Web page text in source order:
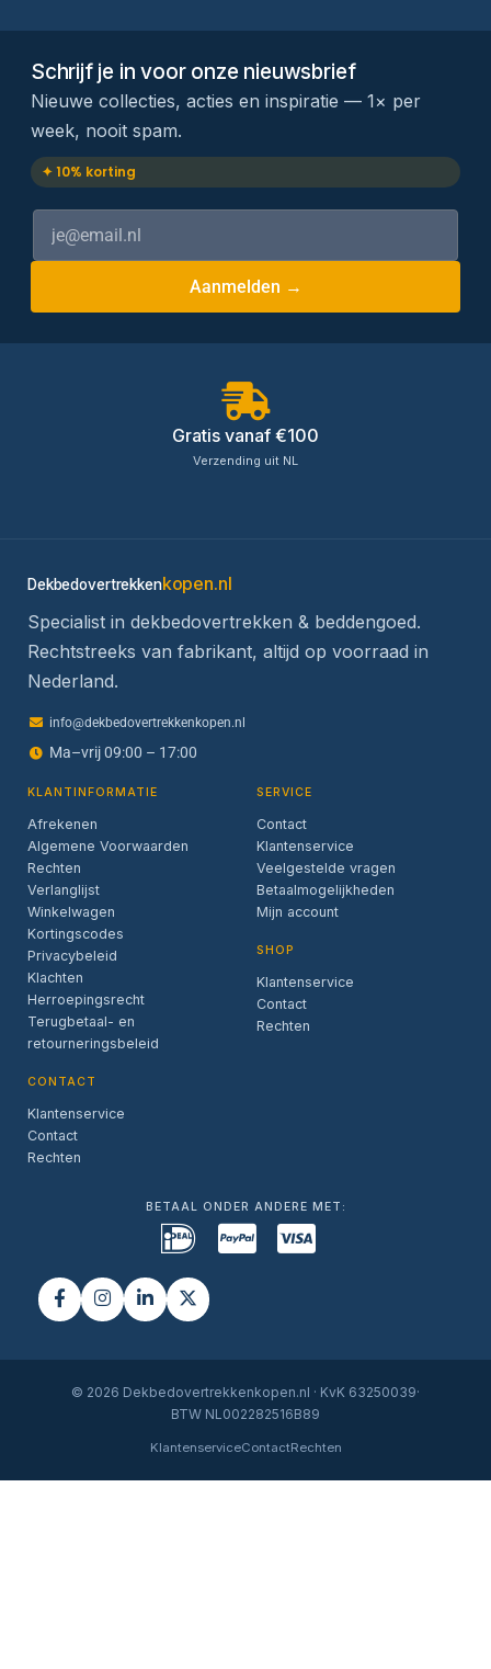
Schrijf je in voor onze nieuwsbrief
Nieuwe collecties, acties en inspiratie — 1× per
week, nooit spam.
✦ 10% korting
Aanmelden →
Gratis vanaf €100
Verzending uit NL
Dekbedovertrekkenkopen.nl
Specialist in dekbedovertrekken & beddengoed.
Rechtstreeks van fabrikant, altijd op voorraad in
Nederland.
info@dekbedovertrekkenkopen.nl
Ma–vrij 09:00 – 17:00
KLANTINFORMATIE
Afrekenen
Algemene Voorwaarden
Rechten
Verlanglijst
Winkelwagen
Kortingscodes
Privacybeleid
Klachten
Herroepingsrecht
Terugbetaal- en
retourneringsbeleid
CONTACT
Klantenservice
Contact
Rechten
SERVICE
Contact
Klantenservice
Veelgestelde vragen
Betaalmogelijkheden
Mijn account
SHOP
Klantenservice
Contact
Rechten
BETAAL ONDER ANDERE MET:
© 2026 Dekbedovertrekkenkopen.nl · KvK 63250039·
BTW NL002282516B89
KlantenserviceContactRechten